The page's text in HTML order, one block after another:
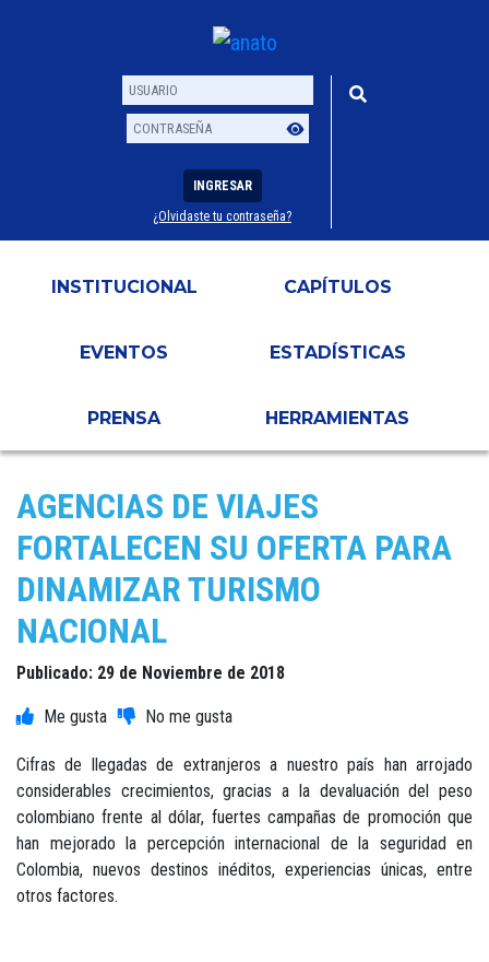
Usuario
Contraseña
INGRESAR
¿Olvidaste tu contraseña?
INSTITUCIONAL CAPÍTULOS
EVENTOS ESTADÍSTICAS
PRENSA HERRAMIENTAS
AGENCIAS DE VIAJES
FORTALECEN SU OFERTA PARA
DINAMIZAR TURISMO
NACIONAL
Publicado: 29 de Noviembre de 2018
Cifras de llegadas de extranjeros a nuestro país han arrojado
considerables crecimientos, gracias a la devaluación del peso
colombiano frente al dólar, fuertes campañas de promoción que
han mejorado la percepción internacional de la seguridad en
Colombia, nuevos destinos inéditos, experiencias únicas, entre
otros factores.